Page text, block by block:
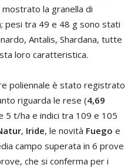
mostrato la granella di
pesi tra 49 e 48 g sono stati
Antalis, Shardana, tutte
loro caratteristica.
poliennale è stato registrato
riguarda le rese (4,69
5 t/ha e indici tra 109 e 105
, Iride, le novità Fuego e
campo superata in 6 prove
che si conferma per i